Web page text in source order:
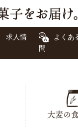
求人情
よくあ
問
大麦の